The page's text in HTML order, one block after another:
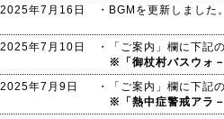
2025年7月16日 ・BGMを更新しました
2025年7月10日
・「ご案内」欄に下記
※「御杖村バスウォ－
2025年7月9日
・「ご案内」欄に下記
※「熱中症警戒アラ